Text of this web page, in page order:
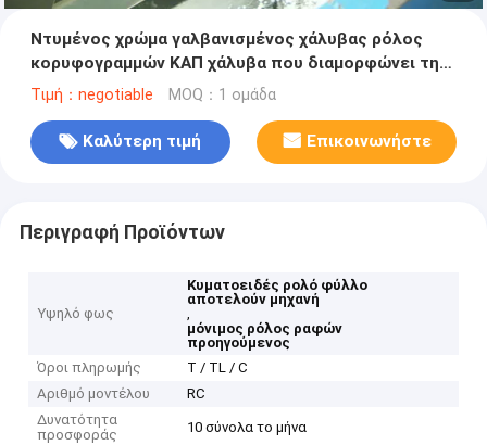
Ντυμένος χρώμα γαλβανισμένος χάλυβας ρόλος
κορυφογραμμών ΚΑΠ χάλυβα που διαμορφώνει τη
μηχανή δύο πίνακες παραγωγής
Τιμή：negotiable MOQ：1 ομάδα
Καλύτερη τιμή Επικοινωνήστε
Περιγραφή Προϊόντων
Υψηλό φως
Κυματοειδές ρολό φύλλο
αποτελούν μηχανή
,
μόνιμος ρόλος ραφών
προηγούμενος
Όροι πληρωμής
Τ / TL / C
Αριθμό μοντέλου
RC
Δυνατότητα
προσφοράς
10 σύνολα το μήνα